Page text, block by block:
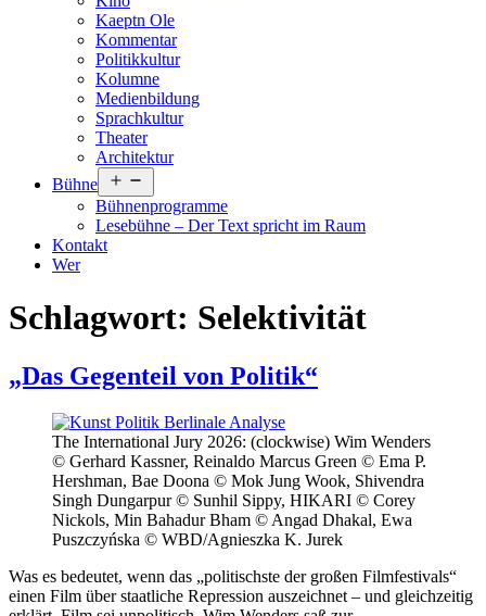
Kaeptn Ole
Kommentar
Politikkultur
Kolumne
Medienbildung
Sprachkultur
Theater
Architektur
Bühne
öffnen
Bühnenprogramme
Lesebühne – Der Text spricht im Raum
Kontakt
Wer
Schlagwort: Selektivität
„Das Gegenteil von Politik“
The International Jury 2026: (clockwise) Wim Wenders
© Gerhard Kassner, Reinaldo Marcus Green © Ema P.
Hershman, Bae Doona © Mok Jung Wook, Shivendra
Singh Dungarpur © Sunhil Sippy, HIKARI © Corey
Nickols, Min Bahadur Bham © Angad Dhakal, Ewa
Puszczyńska © WBD/Agnieszka K. Jurek
Was es bedeutet, wenn das „politischste der großen Filmfestivals“
einen Film über staatliche Repression auszeichnet – und gleichzeitig